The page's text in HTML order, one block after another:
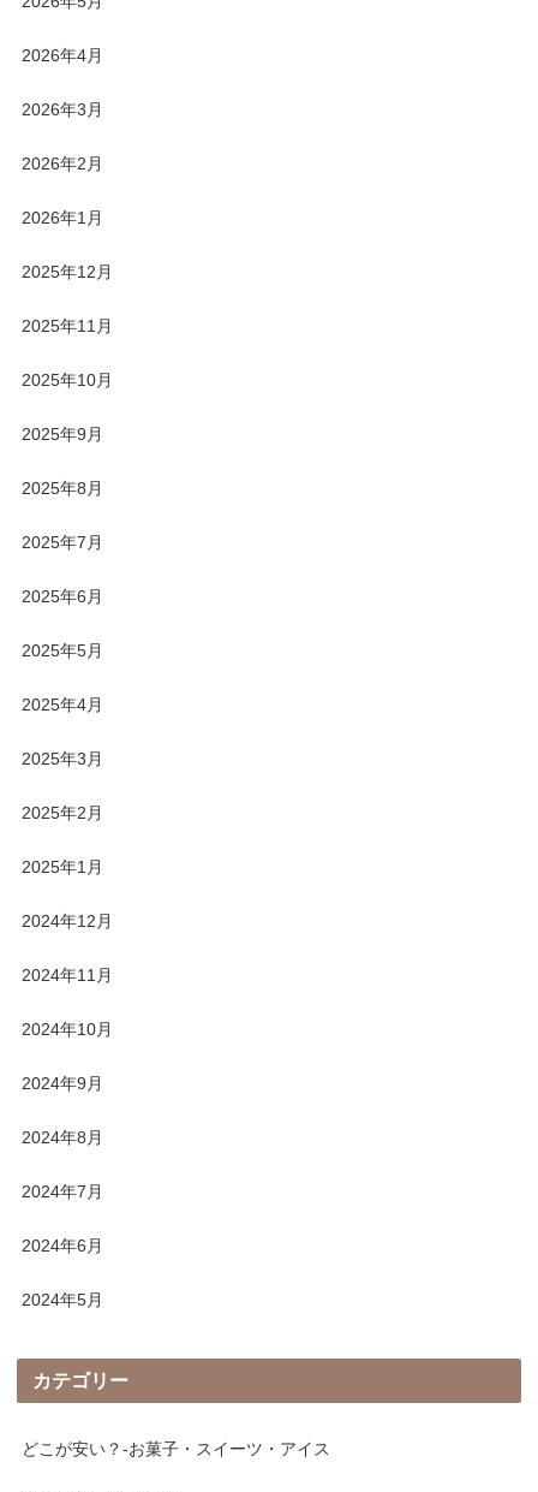
2026年4月
2026年3月
2026年2月
2026年1月
2025年12月
2025年11月
2025年10月
2025年9月
2025年8月
2025年7月
2025年6月
2025年5月
2025年4月
2025年3月
2025年2月
2025年1月
2024年12月
2024年11月
2024年10月
2024年9月
2024年8月
2024年7月
2024年6月
2024年5月
カテゴリー
どこが安い？-お菓子・スイーツ・アイス